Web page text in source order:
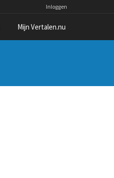
Inloggen
Mijn Vertalen.nu